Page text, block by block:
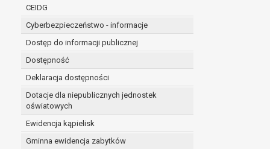
CEIDG
Cyberbezpieczeństwo - informacje
Dostęp do informacji publicznej
Dostępność
Deklaracja dostępności
Dotacje dla niepublicznych jednostek
oświatowych
Ewidencja kąpielisk
Gminna ewidencja zabytków
administratorowi bądź
niezbędność przetwarzania do celów
Z przyczyn związanych z Pani/Pana
on istnienie ważnych prawnie uzasadnionych
ustalenia, dochodzenia lub obrony roszczeń.
W przypadku gdy przetwarzanie danych osobowych
prawo do cofnięcia tej zgody w dowolnym momencie.
Przysługuje Pani/Panu prawo wniesienia skargi do
Organem właściwym do wniesienia skargi jest Prezes